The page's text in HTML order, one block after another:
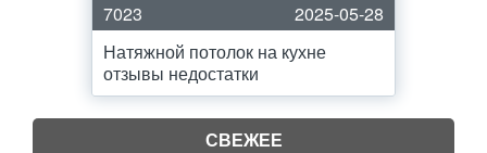
7023
2025-05-28
Натяжной потолок на кухне
отзывы недостатки
СВЕЖЕЕ